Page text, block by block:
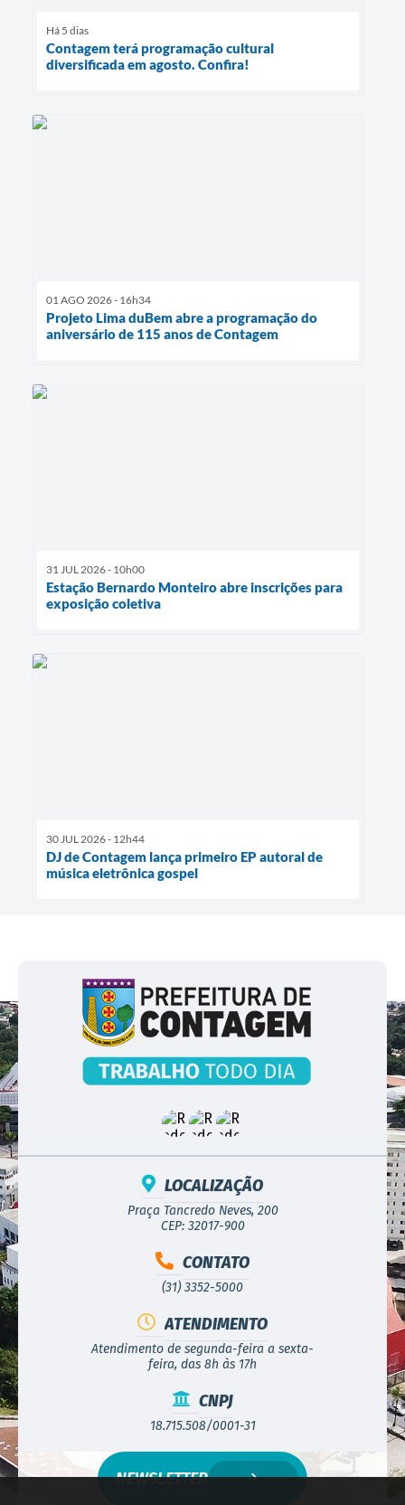
Há 5 dias
Contagem terá programação cultural
diversificada em agosto. Confira!
01 AGO 2026 - 16h34
Projeto Lima duBem abre a programação do
aniversário de 115 anos de Contagem
31 JUL 2026 - 10h00
Estação Bernardo Monteiro abre inscrições para
exposição coletiva
30 JUL 2026 - 12h44
DJ de Contagem lança primeiro EP autoral de
música eletrônica gospel
LOCALIZAÇÃO
Praça Tancredo Neves, 200
CEP: 32017-900
CONTATO
(31) 3352-5000
ATENDIMENTO
Atendimento de segunda-feira a sexta-
feira, das 8h às 17h
CNPJ
18.715.508/0001-31
NEWSLETTER